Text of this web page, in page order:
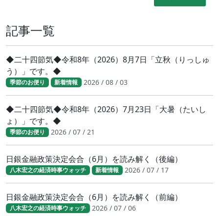
記事一覧
◆二十四節気◆令和8年（2026）8月7日「立秋（りっしゅ
う）」です。◆
季節のお便り 新着情報 2026 / 08 / 03
◆二十四節気◆令和8年（2026）7月23日「大暑（たいし
ょ）」です。◆
季節のお便り 2026 / 07 / 21
日銀金融政策決定会合（6月）を読み解く（後編）
八木宏之の経済時事ウォッチ 新着情報 2026 / 07 / 17
日銀金融政策決定会合（6月）を読み解く（前編）
八木宏之の経済時事ウォッチ 2026 / 07 / 06